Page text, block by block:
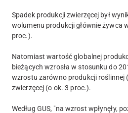
Spadek produkcji zwierzęcej był
wolumenu produkcji głównie żywca
proc.).
Natomiast wartość globalnej
bieżących wzrosła w stosunku do
wzrostu zarówno produkcji roślinnej
zwierzęcej (o ok. 3 proc.).
Według GUS, "na wzrost wpłynęły,